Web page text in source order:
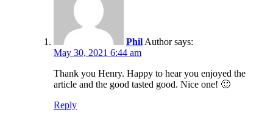
Phil Author says:
May 30, 2021 6:44 am
Thank you Henry. Happy to hear you enjoyed the
article and the good tasted good. Nice one! 🙂
Reply